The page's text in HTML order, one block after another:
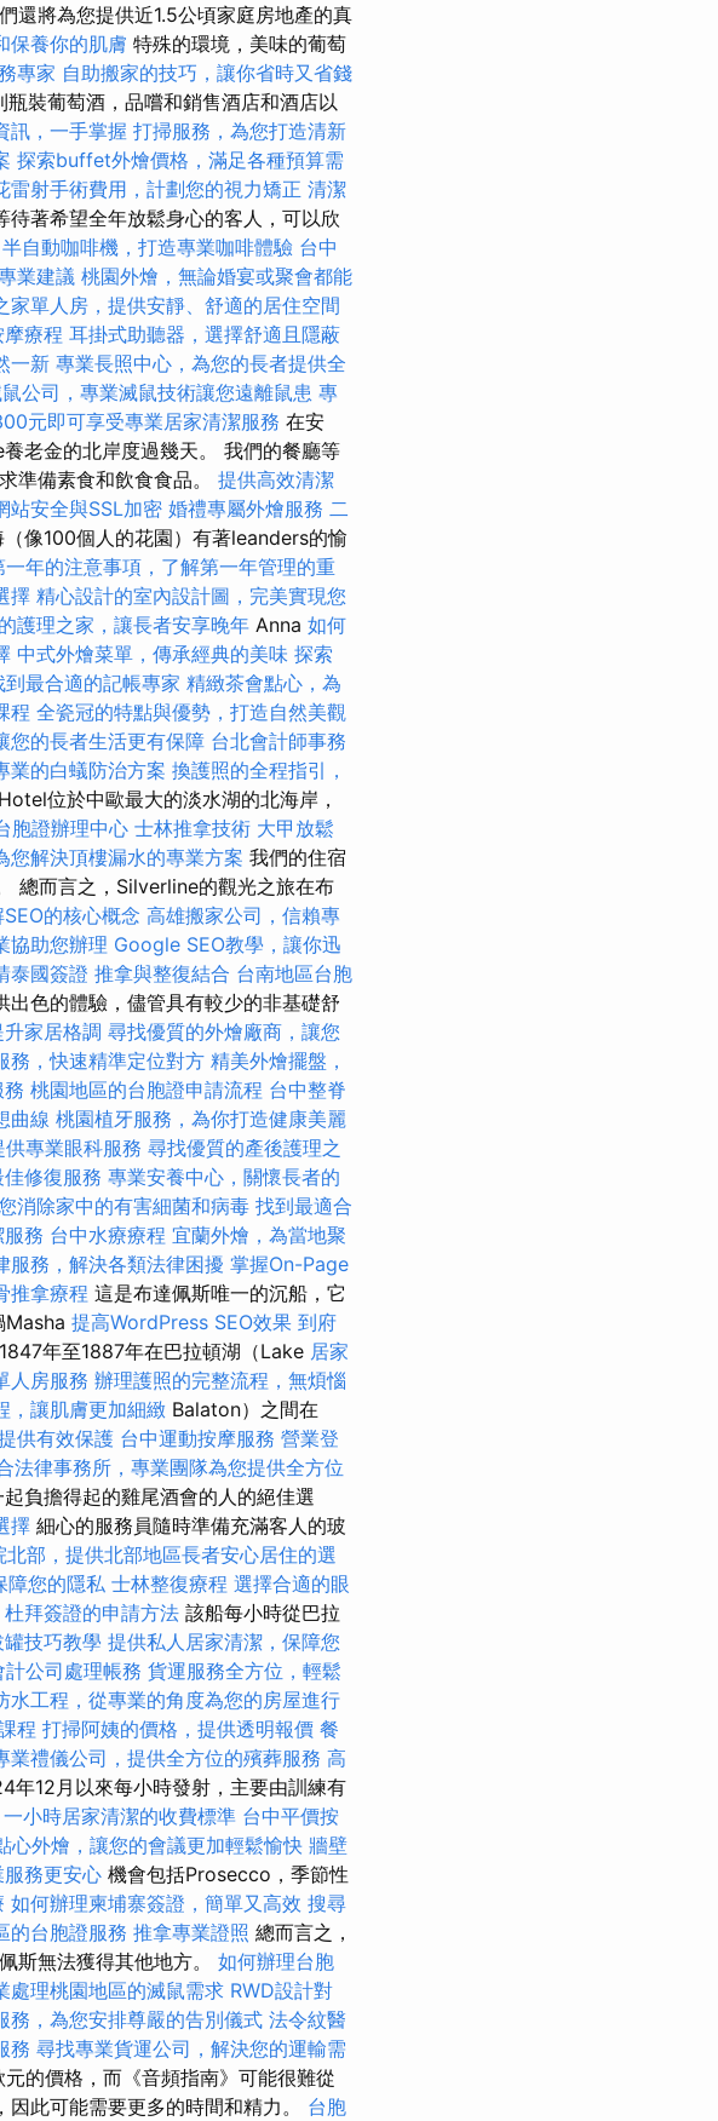
還將為您提供近1.5公頃家庭房地產的真
保養你的肌膚 特殊的環境，美味的葡萄
專家 自助搬家的技巧，讓你省時又省錢
裝葡萄酒，品嚐和銷售酒店和酒店以
訊，一手掌握 打掃服務，為您打造清新
探索buffet外燴價格，滿足各種預算需
雷射手術費用，計劃您的視力矯正 清潔
待著希望全年放鬆身心的客人，可以欣
半自動咖啡機，打造專業咖啡體驗 台中
業建議 桃園外燴，無論婚宴或聚會都能
家單人房，提供安靜、舒適的居住空間
療程 耳掛式助聽器，選擇舒適且隱蔽
一新 專業長照中心，為您的長者提供全
公司，專業滅鼠技術讓您遠離鼠患 專
元即可享受專業居家清潔服務 在安
老金的北岸度過幾天。 我們的餐廳等
準備素食和飲食食品。 提供高效清潔
站安全與SSL加密 婚禮專屬外燴服務 二
像100個人的花園）有著leanders的愉
一年的注意事項，了解第一年管理的重
擇 精心設計的室內設計圖，完美實現您
護理之家，讓長者安享晚年 Anna 如何
中式外燴菜單，傳承經典的美味 探索
最合適的記帳專家 精緻茶會點心，為
程 全瓷冠的特點與優勢，打造自然美觀
您的長者生活更有保障 台北會計師事務
業的白蟻防治方案 換護照的全程指引，
Hotel位於中歐最大的淡水湖的北海岸，
胞證辦理中心 士林推拿技術 大甲放鬆
您解決頂樓漏水的專業方案 我們的住宿
總而言之，Silverline的觀光之旅在布
的核心概念 高雄搬家公司，信賴專
協助您辦理 Google SEO教學，讓你迅
泰國簽證 推拿與整復結合 台南地區台胞
色的體驗，儘管具有較少的非基礎舒
家居格調 尋找優質的外燴廠商，讓您
務，快速精準定位對方 精美外燴擺盤，
桃園地區的台胞證申請流程 台中整脊
曲線 桃園植牙服務，為你打造健康美麗
專業眼科服務 尋找優質的產後護理之
修復服務 專業安養中心，關懷長者的
消除家中的有害細菌和病毒 找到最適合
務 台中水療療程 宜蘭外燴，為當地聚
服務，解決各類法律困擾 掌握On-Page
推拿療程 這是布達佩斯唯一的沉船，它
Masha 提高WordPress SEO效果 到府
年至1887年在巴拉頓湖（Lake 居家
人房服務 辦理護照的完整流程，無煩惱
，讓肌膚更加細緻 Balaton）之間在
供有效保護 台中運動按摩服務 營業登
法律事務所，專業團隊為您提供全方位
負擔得起的雞尾酒會的人的絕佳選
擇 細心的服務員隨時準備充滿客人的玻
北部，提供北部地區長者安心居住的選
障您的隱私 士林整復療程 選擇合適的眼
杜拜簽證的申請方法 該船每小時從巴拉
罐技巧教學 提供私人居家清潔，保障您
計公司處理帳務 貨運服務全方位，輕鬆
水工程，從專業的角度為您的房屋進行
程 打掃阿姨的價格，提供透明報價 餐
業禮儀公司，提供全方位的殯葬服務 高
年12月以來每小時發射，主要由訓練有
一小時居家清潔的收費標準 台中平價按
心外燴，讓您的會議更加輕鬆愉快 牆壁
務更安心 機會包括Prosecco，季節性
如何辦理柬埔寨簽證，簡單又高效 搜尋
的台胞證服務 推拿專業證照 總而言之，
斯無法獲得其他地方。 如何辦理台胞
處理桃園地區的滅鼠需求 RWD設計對
務，為您安排尊嚴的告別儀式 法令紋醫
務 尋找專業貨運公司，解決您的運輸需
的價格，而《音頻指南》可能很難從
此可能需要更多的時間和精力。 台胞